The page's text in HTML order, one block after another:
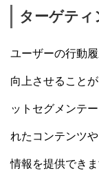
ターゲティ
ユーザーの行動
向上させること
ットセグメンテ
れたコンテンツ
情報を提供できま